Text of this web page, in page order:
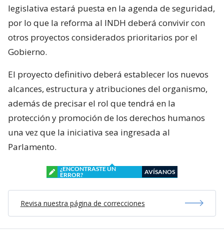
legislativa estará puesta en la agenda de seguridad,
por lo que la reforma al INDH deberá convivir con
otros proyectos considerados prioritarios por el
Gobierno.
El proyecto definitivo deberá establecer los nuevos
alcances, estructura y atribuciones del organismo,
además de precisar el rol que tendrá en la
protección y promoción de los derechos humanos
una vez que la iniciativa sea ingresada al
Parlamento.
¿ENCONTRASTE UN
ERROR?
AVÍSANOS
Revisa nuestra página de correcciones